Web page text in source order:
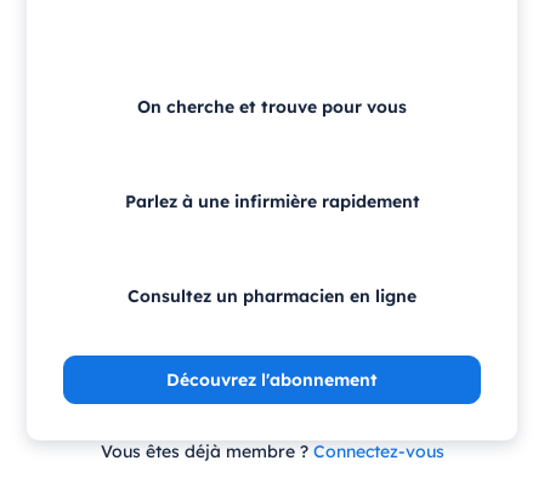
On cherche et trouve pour vous
Parlez à une infirmière rapidement
Consultez un pharmacien en ligne
Découvrez l'abonnement
Vous êtes déjà membre ? Connectez-vous